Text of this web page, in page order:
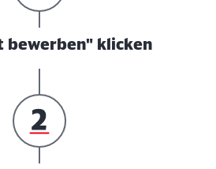
bewerben" klicken